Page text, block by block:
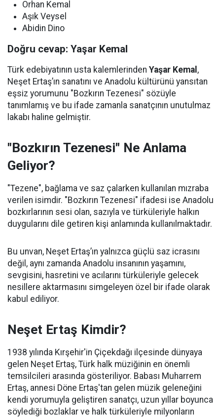
Orhan Kemal
Aşık Veysel
Abidin Dino
Doğru cevap: Yaşar Kemal
Türk edebiyatının usta kalemlerinden Yaşar Kemal ,
Neşet Ertaş’ın sanatını ve Anadolu kültürünü yansıtan
eşsiz yorumunu "Bozkırın Tezenesi" sözüyle
tanımlamış ve bu ifade zamanla sanatçının unutulmaz
lakabı haline gelmiştir.
"Bozkırın Tezenesi" Ne Anlama
Geliyor?
"Tezene", bağlama ve saz çalarken kullanılan mızraba
verilen isimdir. "Bozkırın Tezenesi" ifadesi ise Anadolu
bozkırlarının sesi olan, sazıyla ve türküleriyle halkın
duygularını dile getiren kişi anlamında kullanılmaktadır.
Bu unvan, Neşet Ertaş’ın yalnızca güçlü saz icrasını
değil, aynı zamanda Anadolu insanının yaşamını,
sevgisini, hasretini ve acılarını türküleriyle gelecek
nesillere aktarmasını simgeleyen özel bir ifade olarak
kabul ediliyor.
Neşet Ertaş Kimdir?
1938 yılında Kırşehir'in Çiçekdağı ilçesinde dünyaya
gelen Neşet Ertaş, Türk halk müziğinin en önemli
temsilcileri arasında gösteriliyor. Babası Muharrem
Ertaş, annesi Döne Ertaş'tan gelen müzik geleneğini
kendi yorumuyla geliştiren sanatçı, uzun yıllar boyunca
söylediği bozlaklar ve halk türküleriyle milyonların